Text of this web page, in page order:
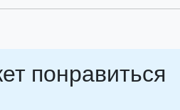
понравиться